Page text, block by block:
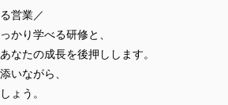
営業／
かり学べる研修と、
なたの成長を後押しします。
いながら、
ょう。